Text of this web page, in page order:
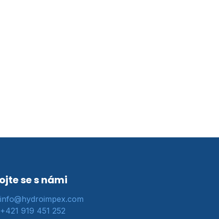
se s námi
info@hydroimpex.com
+421 919 451 252